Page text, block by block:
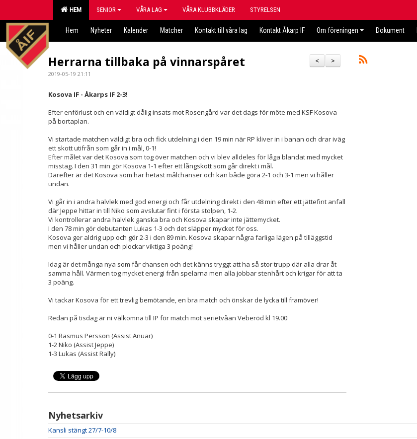
HEM SENIOR VÅRA LAG VÅRA KLUBBKLÄDER STYRELSEN
Hem Nyheter Kalender Matcher Kontakt till våra lag Kontakt Åkarp IF Om föreningen Dokument
>
<
Herrarna tillbaka på vinnarspåret
2019-05-19 21:11
Kosova IF - Åkarps IF 2-3!
Efter enförlust och en väldigt dålig insats mot Rosengård var det dags för möte med KSF Kosova
på bortaplan.
Vi startade matchen väldigt bra och fick utdelning i den 19 min när RP kliver in i banan och drar iväg
ett skott utifrån som går in i mål, 0-1!
Efter målet var det Kosova som tog över matchen och vi blev alldeles för låga blandat med mycket
misstag. I den 31 min gör Kosova 1-1 efter ett långskott som går direkt i mål.
Därefter är det Kosova som har hetast målchanser och kan både göra 2-1 och 3-1 men vi håller
undan.
Vi går in i andra halvlek med god energi och får utdelning direkt i den 48 min efter ett jättefint anfall
där Jeppe hittar in till Niko som avslutar fint i första stolpen, 1-2.
Vi kontrollerar andra halvlek ganska bra och Kosova skapar inte jättemycket.
I den 78 min gör debutanten Lukas 1-3 och det släpper mycket för oss.
Kosova ger aldrig upp och gör 2-3 i den 89 min. Kosova skapar några farliga lägen på tilläggstid
men vi håller undan och plockar viktiga 3 poäng!
Idag är det många nya som får chansen och det känns tryggt att ha så stor trupp där alla drar åt
samma håll. Värmen tog mycket energi från spelarna men alla jobbar stenhårt och krigar för att ta
3 poäng.
Vi tackar Kosova för ett trevlig bemötande, en bra match och önskar de lycka till framöver!
Redan på tisdag är ni välkomna till IP för match mot serietvåan Veberöd kl 19.00
0-1 Rasmus Persson (Assist Anuar)
1-2 Niko (Assist Jeppe)
1-3 Lukas (Assist Rally)
Nyhetsarkiv
Kansli stängt 27/7-10/8